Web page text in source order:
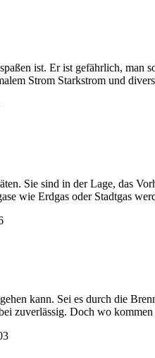
ist. Er ist gefährlich,
Strom Starkstrom und
Sie sind in der Lage, das
wie Erdgas oder Stadtgas
kann. Sei es durch die
zuverlässig. Doch wo